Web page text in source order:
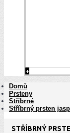
+
Domů
Prsteny
Stříbrné
Stříbrný prsten
STŘÍBRNÝ